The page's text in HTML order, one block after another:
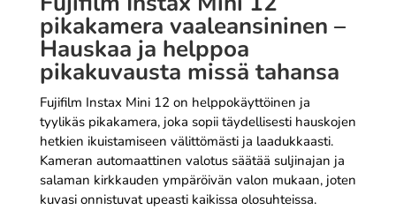
pikakamera vaaleansininen –
Hauskaa ja helppoa
pikakuvausta missä tahansa
Fujifilm Instax Mini 12 on helppokäyttöinen ja
tyylikäs pikakamera, joka sopii täydellisesti hauskojen
hetkien ikuistamiseen välittömästi ja laadukkaasti.
Kameran automaattinen valotus säätää suljinajan ja
salaman kirkkauden ympäröivän valon mukaan, joten
kuvasi onnistuvat upeasti kaikissa olosuhteissa.